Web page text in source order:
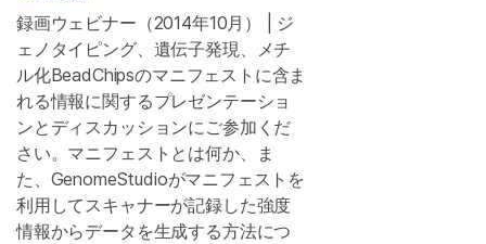
録画ウェビナー（2014年10月） | ジ
ェノタイピング、遺伝子発現、メチ
ル化BeadChipsのマニフェストに含ま
れる情報に関するプレゼンテーショ
ンとディスカッションにご参加くだ
さい。マニフェストとは何か、ま
た、GenomeStudioがマニフェストを
利用してスキャナーが記録した強度
情報からデータを生成する方法につ